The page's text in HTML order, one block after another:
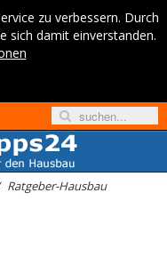
zu verbessern. Durch
sich damit einverstanden.
Ratgeber-Hausbau